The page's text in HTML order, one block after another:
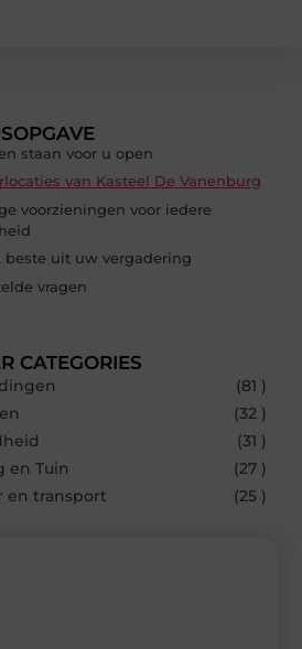
staan voor u open
van Kasteel De Vanenburg
voorzieningen voor iedere
beste uit uw vergadering
vragen
CATEGORIES
(81 )
(32 )
(31 )
en Tuin
(27 )
en transport
(25 )